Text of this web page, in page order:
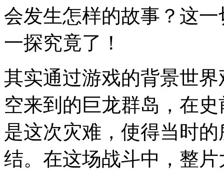
会发生怎样的故事？这
一探究竟了！
其实通过游戏的背景世
空来到的巨龙群岛，在
是这次灾难，使得当时
结。在这场战斗中，整